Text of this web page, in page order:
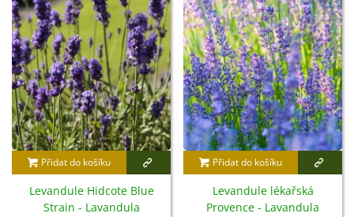
Přidat do košíku
Levandule Hidcote Blue
Strain - Lavandula
Přidat do košíku
Levandule lékařská
Provence - Lavandula